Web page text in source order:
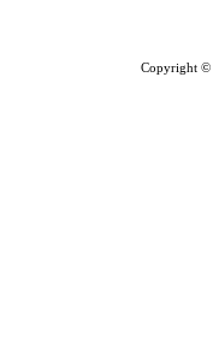
Copyright ©